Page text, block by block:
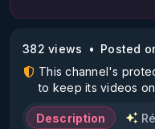
382 views
Posted
This channel's
to keep its videos
Description